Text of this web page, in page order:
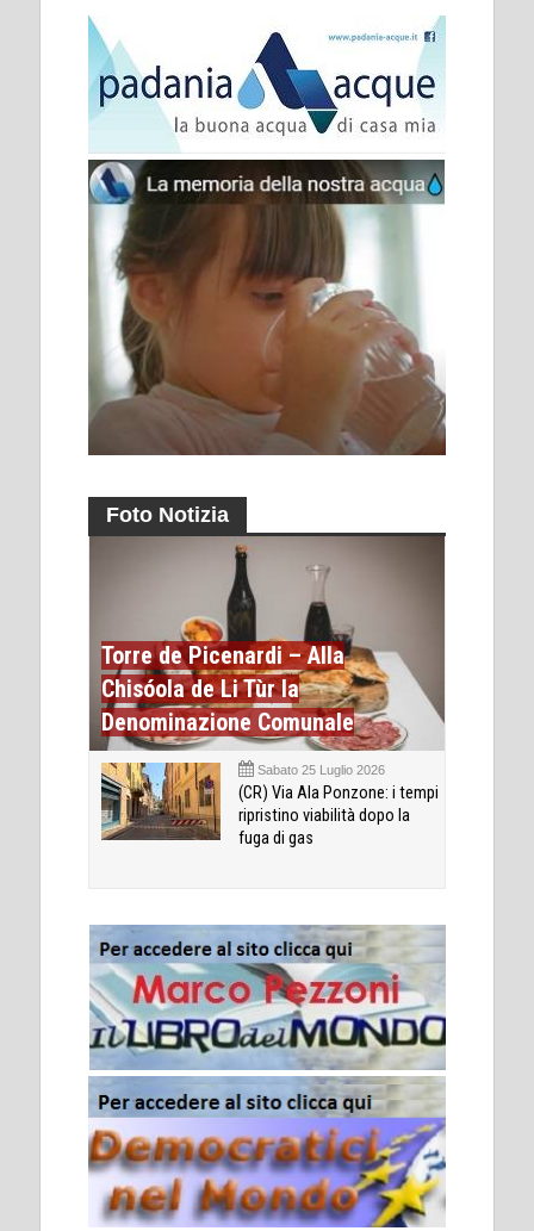
Foto Notizia
Torre de Picenardi – Alla
Chisóola de Li Tùr la
Denominazione Comunale
Sabato 25 Luglio 2026
(CR) Via Ala Ponzone: i tempi
ripristino viabilità dopo la
fuga di gas